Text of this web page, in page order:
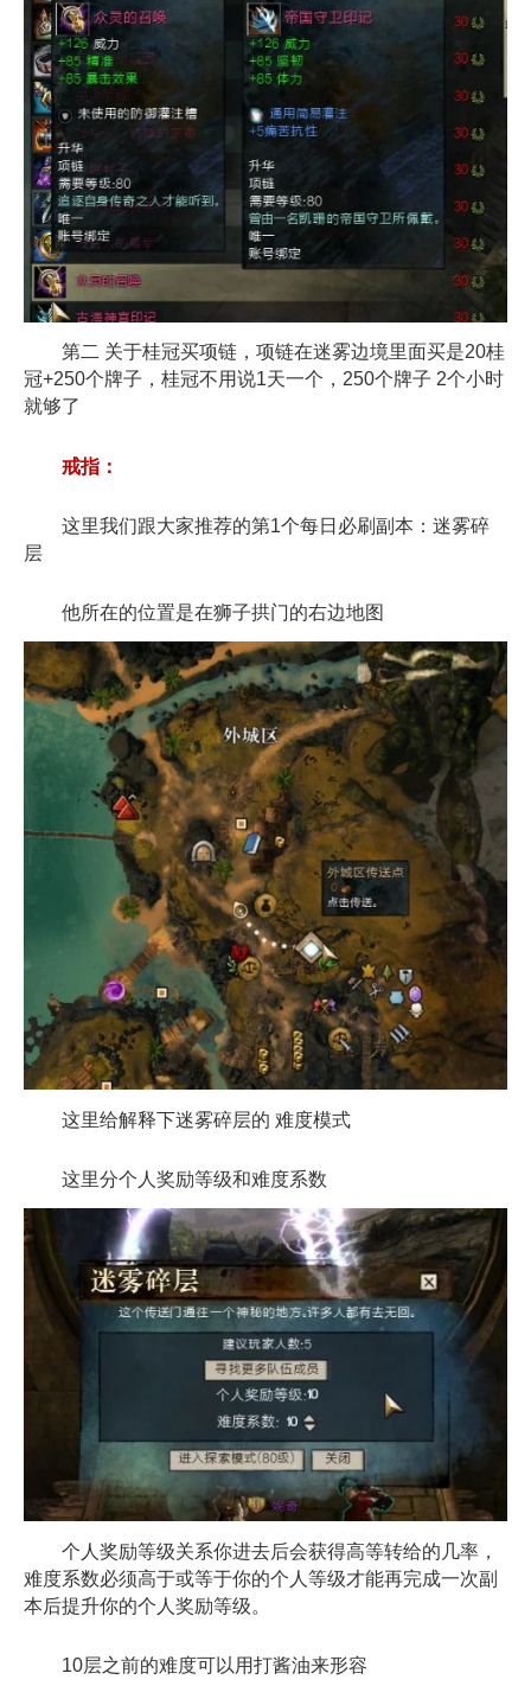
第二 关于桂冠买项链，项链在迷雾边境里面买是20桂
冠+250个牌子，桂冠不用说1天一个，250个牌子 2个小时
就够了
戒指：
这里我们跟大家推荐的第1个每日必刷副本：迷雾碎
层
他所在的位置是在狮子拱门的右边地图
这里给解释下迷雾碎层的 难度模式
这里分个人奖励等级和难度系数
个人奖励等级关系你进去后会获得高等转给的几率，
难度系数必须高于或等于你的个人等级才能再完成一次副
本后提升你的个人奖励等级。
10层之前的难度可以用打酱油来形容